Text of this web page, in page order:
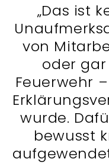
„Das ist
von
oder
Feuerwehr
wurde.
bewusst